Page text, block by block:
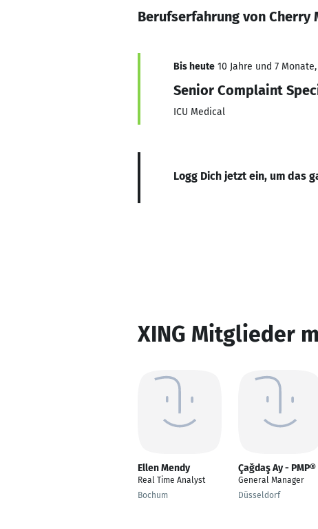
Berufserfahrung von Cherry
Bis heute 10 Jahre und 7
Senior Complaint
ICU Medical
Logg Dich jetzt ein, um das
XING Mitglieder
Ellen Mendy
Real Time Analyst
Bochum
Çağdaş Ay - PMP®
General Manager
Düsseldorf